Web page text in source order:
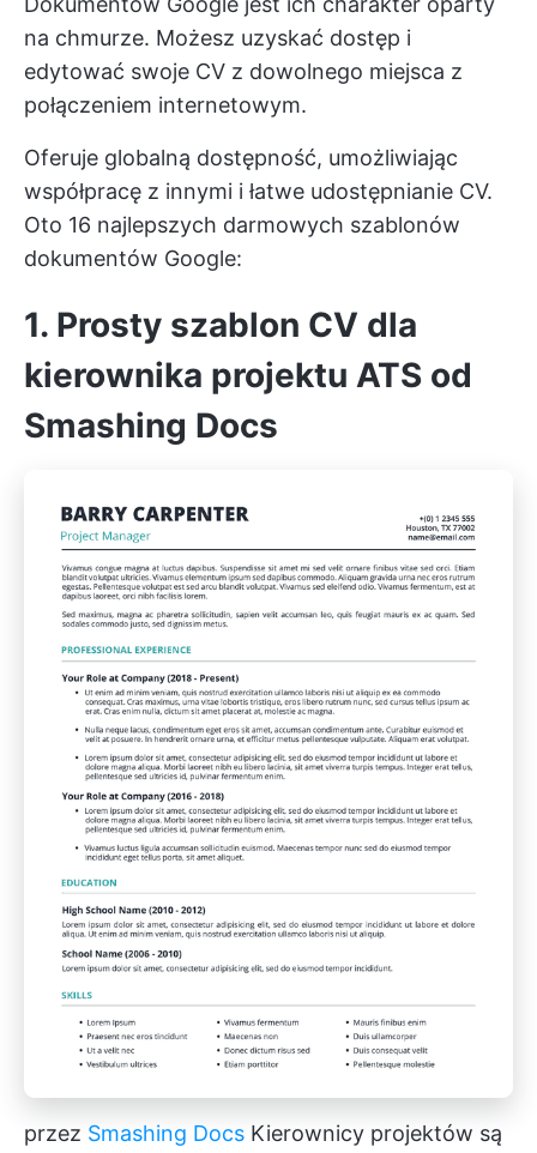
na chmurze. Możesz uzyskać dostęp i
edytować swoje CV z dowolnego miejsca z
połączeniem internetowym.
Oferuje globalną dostępność, umożliwiając
współpracę z innymi i łatwe udostępnianie CV.
Oto 16 najlepszych darmowych szablonów
dokumentów Google:
1. Prosty szablon CV dla
kierownika projektu ATS od
Smashing Docs
przez Smashing Docs Kierownicy projektów są